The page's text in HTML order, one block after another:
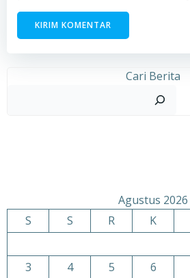
Cari Berita
Agustus 2026
S
S R K
3
4 5 6